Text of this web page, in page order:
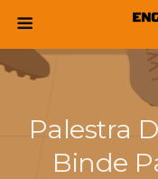
Palestra
Binde